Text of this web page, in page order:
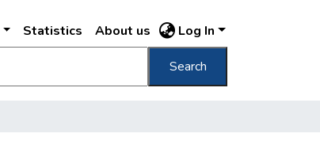
Statistics About us Log In
Search